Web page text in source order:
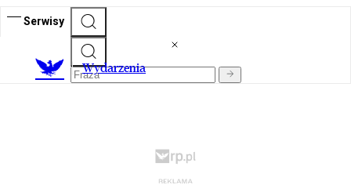
Serwisy
Wydarzenia